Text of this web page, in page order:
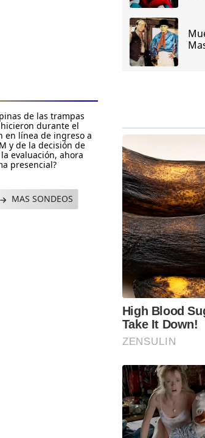
de las trampas
durante el
en línea de ingreso a
y de la decisión de
evaluación, ahora
presencial?
MAS SONDEOS